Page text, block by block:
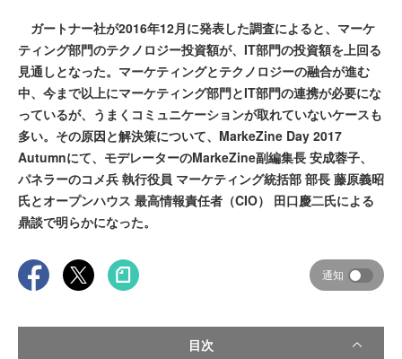
ガートナー社が2016年12月に発表した調査によると、マーケ
ティング部門のテクノロジー投資額が、IT部門の投資額を上回る
見通しとなった。マーケティングとテクノロジーの融合が進む
中、今まで以上にマーケティング部門とIT部門の連携が必要にな
っているが、うまくコミュニケーションが取れていないケースも
多い。その原因と解決策について、MarkeZine Day 2017
Autumnにて、モデレーターのMarkeZine副編集長 安成蓉子、
パネラーのコメ兵 執行役員 マーケティング統括部 部長 藤原義昭
氏とオープンハウス 最高情報責任者（CIO） 田口慶二氏による
鼎談で明らかになった。
通知
目次